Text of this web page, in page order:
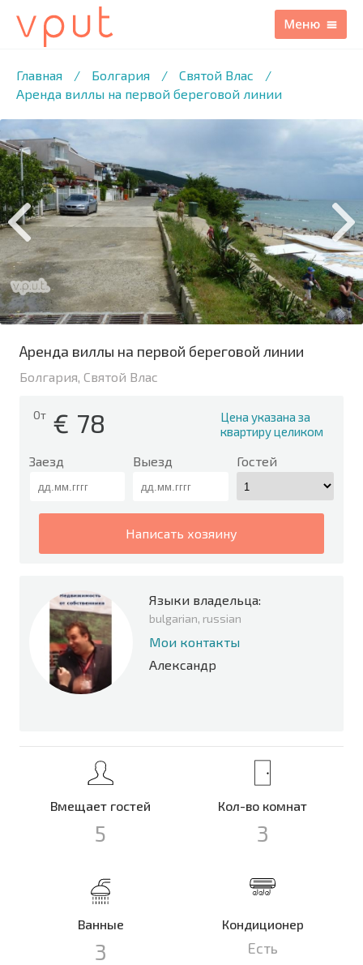
Главная / Болгария / Святой Влас
/
Аренда виллы на первой береговой линии
/37 ФОТО
Аренда виллы на первой береговой линии
Болгария, Святой Влас
От € 78
Цена указана за
квартиру целиком
Заезд Выезд Гостей
написать хозяину
Языки владельца:
bulgarian, russian
Мои контакты
Александр
Вмещает гостей
5
Кол-во комнат
3
Ванные
3
Кондиционер
Есть